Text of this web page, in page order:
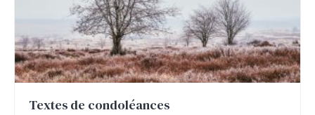
Textes de condoléances